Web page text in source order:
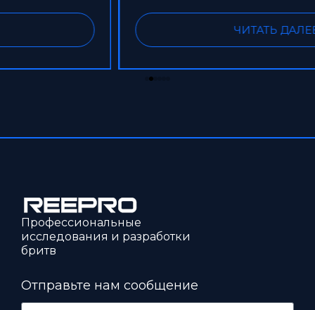
ЧИТАТЬ ДАЛЕЕ
Профессиональные
исследования и разработки
бритв
Отправьте нам сообщение